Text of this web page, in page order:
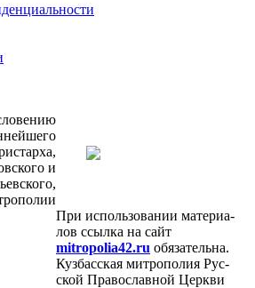
и
При ис­поль­зо­ва­нии ма­те­ри­а­
лов ссыл­ка на сайт
mitropolia42.ru обя­за­тель­на.
Куз­бас­ская мит­ро­по­лия Рус­
ской Пра­во­слав­ной Церк­ви